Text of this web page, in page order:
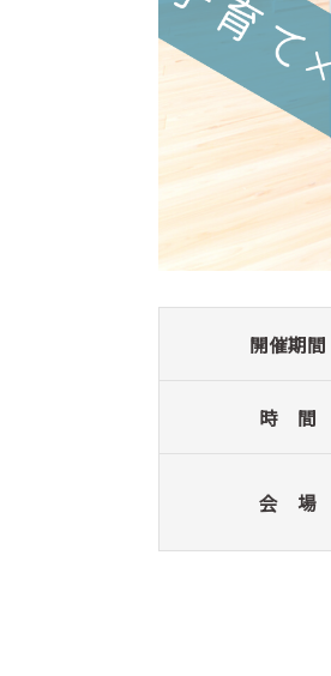
開催期間
時 間
会 場